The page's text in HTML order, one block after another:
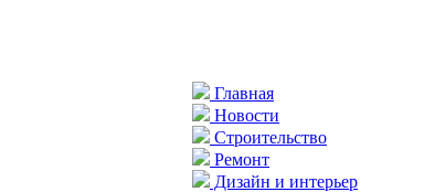
Главная
Новости
Строительство
Ремонт
Дизайн и интерьер